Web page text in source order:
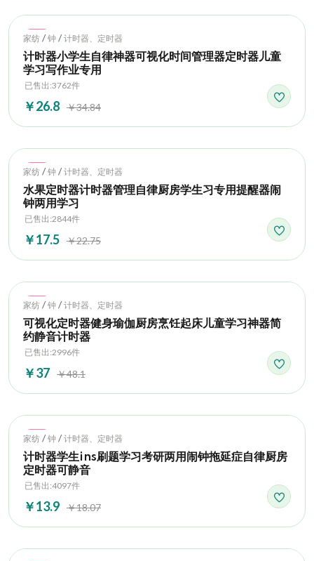
Hot
家纺 / 钟 / 计时器、定时器
计时器小学生自律神器可视化时间管理器定时器儿童
学习写作业专用
已售出:3762件
￥26.8 ￥34.84
Hot
家纺 / 钟 / 计时器、定时器
水果定时器计时器管理自律厨房学生习专用提醒器闹
钟两用学习
已售出:2844件
￥17.5 ￥22.75
Hot
家纺 / 钟 / 计时器、定时器
可视化定时器健身瑜伽厨房烹饪起床儿童学习神器简
约静音计时器
已售出:2996件
￥37 ￥48.1
Hot
家纺 / 钟 / 计时器、定时器
计时器学生ins刷题学习考研两用闹钟拖延症自律厨房
定时器可静音
已售出:4097件
￥13.9 ￥18.07